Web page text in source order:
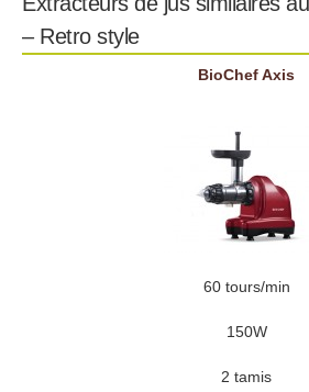
– Retro style
BioChef Axis
60 tours/min
150W
2 tamis